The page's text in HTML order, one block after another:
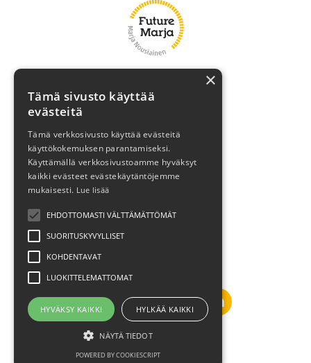
Brändivalmennus
Blogi
Varaa aika!
Tietosuojaseloste
Sertifikaatit
×
Tämä sivusto käyttää
evästeitä
Tämä verkkosivusto käyttää evästeitä
käyttökokemuksen parantamiseksi.
Käyttämällä verkkosivustoamme hyväksyt
kaikki evästeet evästekäytäntöjemme
mukaisesti. Lue lisää
EHDOTTOMASTI VÄLTTÄMÄTTÖMÄT
SUORITUSKYVYLLISET
KOHDENTAVAT
LUOKITTELEMATTOMAT
HYVÄKSY KAIKKI HYLKÄÄ KAIKKI
NÄYTÄ TIEDOT
POWERED BY COOKIESCRIPT